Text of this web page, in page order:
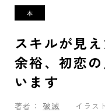
スキルが見
余裕、初恋
います
著者： 破滅 イラス